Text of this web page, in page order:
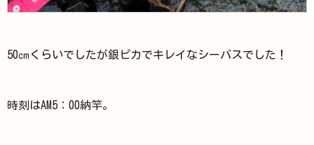
50㎝くらいでしたが銀ピカでキレイなシーバスでした！
時刻はAM5：00納竿。